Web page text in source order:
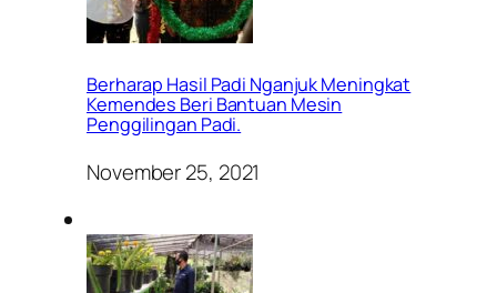
Berharap Hasil Padi Nganjuk Meningkat
Kemendes Beri Bantuan Mesin
Penggilingan Padi.
November 25, 2021